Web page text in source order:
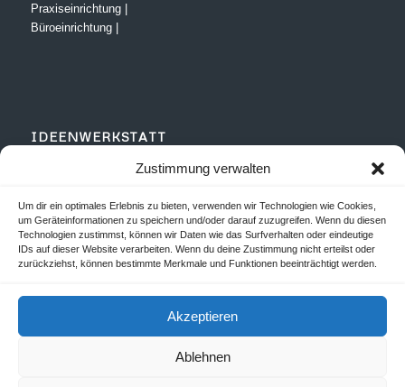
Zustimmung verwalten
Um dir ein optimales Erlebnis zu bieten, verwenden wir Technologien wie Cookies,
um Geräteinformationen zu speichern und/oder darauf zuzugreifen. Wenn du diesen
Technologien zustimmst, können wir Daten wie das Surfverhalten oder eindeutige
IDs auf dieser Website verarbeiten. Wenn du deine Zustimmung nicht erteilst oder
zurückziehst, können bestimmte Merkmale und Funktionen beeinträchtigt werden.
Akzeptieren
Ablehnen
Praxiseinrichtung|
Büroeinrichtung|
IDEENWERKSTATT
|
|Kontakt|Karriere